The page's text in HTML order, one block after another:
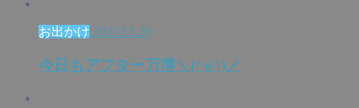
お出かけ 2025.11.29
今日もアフター万博＼(^o^)／